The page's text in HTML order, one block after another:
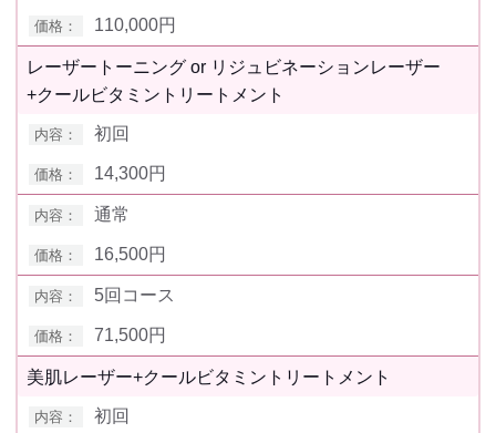
110,000円
レーザートーニング or リジュビネーションレーザー
+クールビタミントリートメント
初回
14,300円
通常
16,500円
5回コース
71,500円
美肌レーザー+クールビタミントリートメント
初回